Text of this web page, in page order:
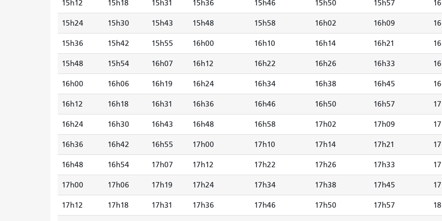
15h12 15h18 15h31 15h36 15h46 15h50 15h57
15h24 15h30 15h43 15h48 15h58 16h02 16h09
15h36 15h42 15h55 16h00 16h10 16h14 16h21
15h48 15h54 16h07 16h12 16h22 16h26 16h33
16h00 16h06 16h19 16h24 16h34 16h38 16h45
16h12 16h18 16h31 16h36 16h46 16h50 16h57
16h24 16h30 16h43 16h48 16h58 17h02 17h09
16h36 16h42 16h55 17h00 17h10 17h14 17h21
16h48 16h54 17h07 17h12 17h22 17h26 17h33
17h00 17h06 17h19 17h24 17h34 17h38 17h45
17h12 17h18 17h31 17h36 17h46 17h50 17h57